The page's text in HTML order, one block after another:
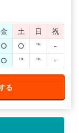
金 土 日
祝
○ ○ ℡
-
○ ℡ ℡ -
る